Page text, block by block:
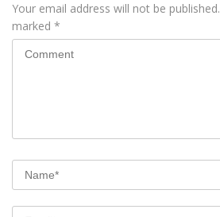
Your email address will not be published.
marked *